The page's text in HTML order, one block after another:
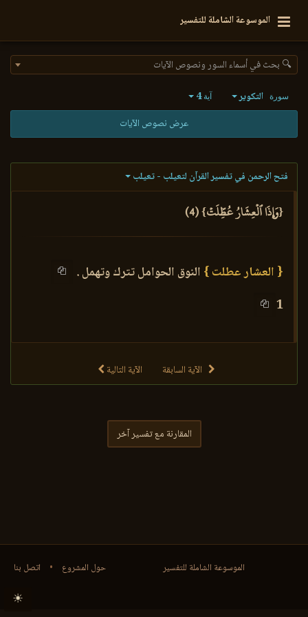
الموسوعة الشاملة للتفسير
🔍 بحث في أسماء السور ونصوص الآيات
سورة التكوير آية4
عرض نصوص الآيات
فتح الرحمن في تفسير القرآن لتعيلب - تعيلب
{وَإِذَا ٱلۡعِشَارُ عُطِّلَتۡ} (4)
{ العشار عطلت } النوق الحوامل تترك وتهمل .
1
الآية السابقة الآية التالية
المقارنة مع تفسير آخر
حول المشروع • اتصل بنا الموسوعة الشاملة للتفسير
☀